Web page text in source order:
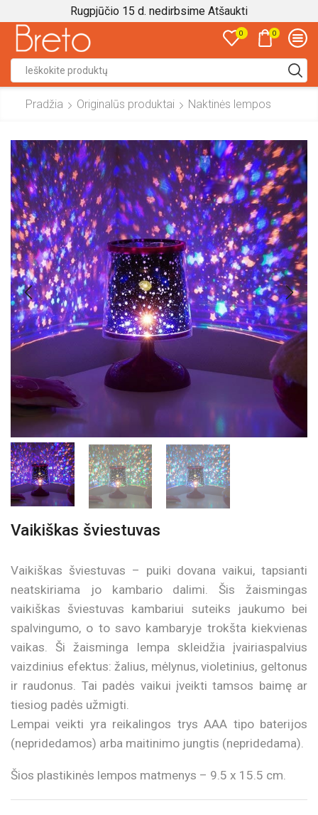
Rugpjūčio 15 d. nedirbsime Atšaukti
0 0
input
Pradžia Originalūs produktai Naktinės lempos
Vaikiškas šviestuvas
Vaikiškas šviestuvas – puiki dovana vaikui, tapsianti
neatskiriama jo kambario dalimi. Šis žaismingas
vaikiškas šviestuvas kambariui suteiks jaukumo bei
spalvingumo, o to savo kambaryje trokšta kiekvienas
vaikas. Ši žaisminga lempa skleidžia įvairiaspalvius
vaizdinius efektus: žalius, mėlynus, violetinius, geltonus
ir raudonus. Tai padės vaikui įveikti tamsos baimę ar
tiesiog padės užmigti.
Lempai veikti yra reikalingos trys AAA tipo baterijos
(nepridedamos) arba maitinimo jungtis (nepridedama).
Šios plastikinės lempos matmenys – 9.5 x 15.5 cm.